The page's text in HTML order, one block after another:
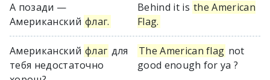
А позади —
Американский флаг.
Behind it is the American
Flag.
Американский флаг для
тебя недостаточно
The American flag not
good enough for ya ?